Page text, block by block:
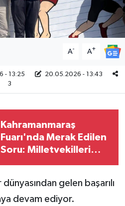
A- A+
- 13:25
20.05.2026 - 13:43
3
Kahramanmaraş
Fuarı'nda Merak Edilen
Soru: Milletvekilleri
gelen başarılı
devam ediyor.